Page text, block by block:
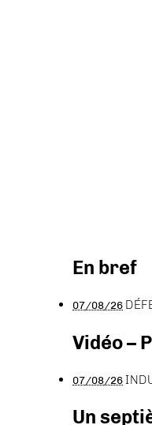
En bref
07/08/26
Vidéo –
07/08/26
Un